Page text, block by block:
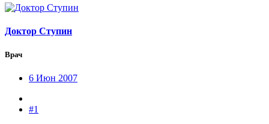
Доктор Ступин
Врач
6 Июн 2007
#1